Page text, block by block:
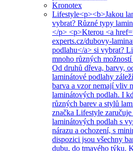
Kronotex
Lifestyle<p><b>Jakou
vybrat? Různé typy
</p> <p>Kterou <a
experts.cz/dubovy-
podlahu</a> si vybrat?
mnoho různých
Od druhů dřeva, barvy,
laminátové podlahy
barva a vzor nemají vliv
laminátových podlah. I
různých barev a stylů
značka Lifestyle
laminátových podlah s
nárazu a ochození, s
dispozici jsou všechny
dubu, do tmavého týku.